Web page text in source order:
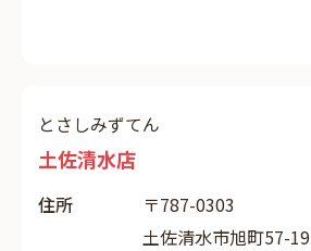
とさしみずてん
土佐清水店
住所
〒787-0303
土佐清水市旭町57-19